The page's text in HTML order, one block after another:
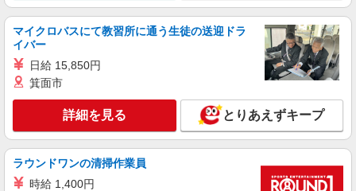
アルバイト パート 派遣社員 紹介予定派遣
日研トータルソーシング株式会社 メディカルケア事業部/宇都宮オフ
ィス
介護スタッフ／資格あり or 経験者
給1,330円〜 ◆初任者研修・未経験：時給1,330
円〜 ◆初任者研修・経験者：時給1,350円〜 ◆介
護福祉士：時給1,400円〜 ※経験者は3ヶ月以上 ※
給与幅は経験・能力による ★週払いOK（規定あ
り）
栃木県栃木市 【最寄駅】東武日光線「静和
駅」 ★勤務地は3000ヶ所以上★ 自宅から通いや
すいエリアなど、お好きな勤務地をお選び下さ
い！！
キープ 詳細を見る
マイクロバスにて教習所に通う生徒の送迎ドラ
イバー
日給 15,850円
箕面市
詳細を見る とりあえずキープ
ラウンドワンの清掃作業員
時給 1,400円